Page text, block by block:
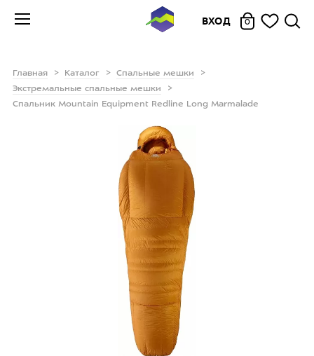
ВХОД 0
Главная Каталог
Спальные мешки
Экстремальные спальные мешки
Спальник Mountain Equipment Redline Long Marmalade